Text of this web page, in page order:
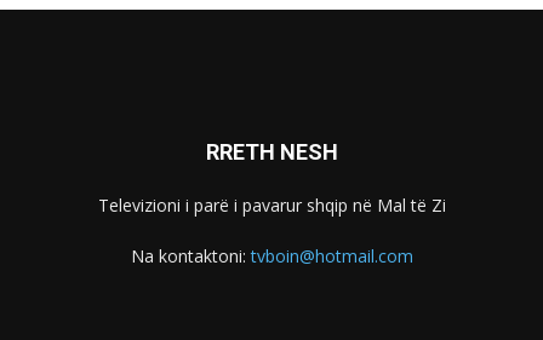
RRETH NESH
Televizioni i parë i pavarur shqip në Mal të Zi
Na kontaktoni:tvboin@hotmail.com